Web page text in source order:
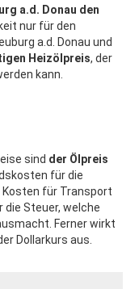
a.d. Donau den
nur für den
a.d. Donau und
Heizölpreis, der
kann.
sind der Ölpreis
für die
Kosten für Transport
die Steuer, welche
Ferner wirkt
Dollarkurs aus.